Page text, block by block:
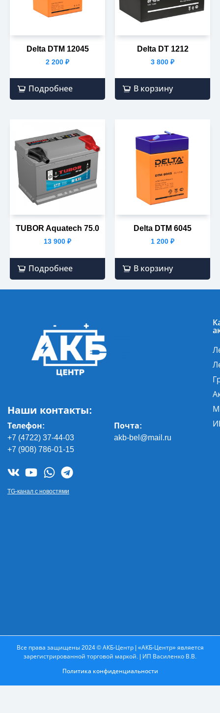
Delta DTM 12045
2 200 ₽
Подробнее
Delta DT 1212
3 800 ₽
В корзину
TUBOR Aquatech 75.0
13 900 ₽
Подробнее
Delta DTM 6045
1 200 ₽
В корзину
Наши контакты:
Телефон:
+7 (4722) 37-44-03
+7 (908) 786-01-15
Почта:
akb-bel@mail.ru
TG-канал с новостями
Все права защищены 2024 © АКБ-Центр | «АКБ-Центр» является
зарегистрированной торговой маркой. | ИП Василенко В.В.
Политика конфиденциальности